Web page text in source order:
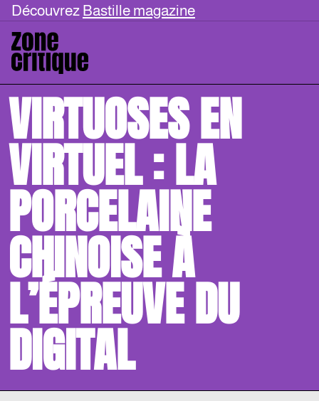
Découvrez Bastille magazine
VIRTUOSES EN
VIRTUEL : LA
PORCELAINE
CHINOISE À
L’ÉPREUVE DU
DIGITAL